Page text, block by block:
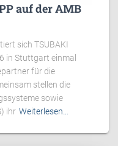
auf der AMB
sich TSUBAKI
in Stuttgart einmal
für die
stellen die
sowie
ihr Weiterlesen…